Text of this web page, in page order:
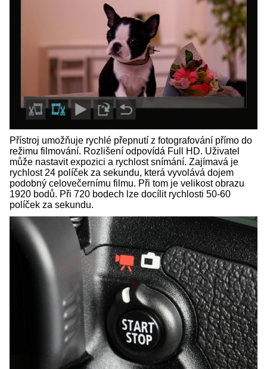
Přístroj umožňuje rychlé přepnutí z fotografování přímo do
režimu filmování. Rozlišení odpovídá Full HD. Uživatel
může nastavit expozici a rychlost snímání. Zajímavá je
rychlost 24 políček za sekundu, která vyvolává dojem
podobný celovečernímu filmu. Při tom je velikost obrazu
1920 bodů. Při 720 bodech lze docílit rychlosti 50-60
políček za sekundu.